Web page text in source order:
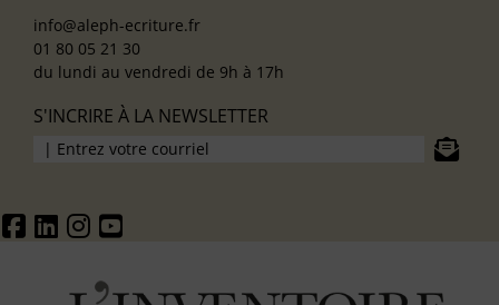
info@aleph-ecriture.fr
01 80 05 21 30
du lundi au vendredi de 9h à 17h
S'INCRIRE À LA NEWSLETTER